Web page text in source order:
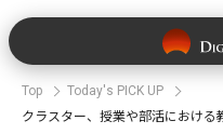
Top
Today's PICK UP
クラスター、授業や部活におけ